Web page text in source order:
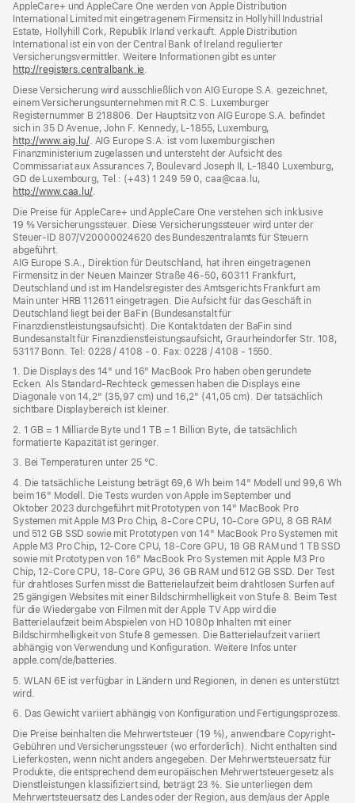
AppleCare+ und AppleCare One werden von Apple Distribution
International Limited mit eingetragenem Firmensitz in Hollyhill Industrial
Estate, Hollyhill Cork, Republik Irland verkauft. Apple Distribution
International ist ein von der Central Bank of Ireland regulierter
Versicherungsvermittler. Weitere Informationen gibt es unter
http://registers.centralbank.ie(Öffnet
neues
Fenster)
.
Diese Versicherung wird ausschließlich von AIG Europe S.A. gezeichnet,
einem Versicherungsunternehmen mit R.C.S. Luxemburger
Registernummer B 218806. Der Hauptsitz von AIG Europe S.A. befindet
sich in 35 D Avenue, John F. Kennedy, L‑1855, Luxemburg,
http://www.aig.lu/(Öffnet
ein
neues
Fenster)
. AIG Europe S.A. ist vom luxemburgischen
Finanzministerium zugelassen und untersteht der Aufsicht des
Commissariat aux Assurances 7, Boulevard Joseph II, L‑1840 Luxemburg,
GD de Luxembourg, Tel.: (+43) 1 249 59 0, caa@caa.lu,
http://www.caa.lu/(Öffnet
neues
Fenster)
.
Die Preise für AppleCare+ und AppleCare One verstehen sich inklusive
19 % Versicherungssteuer. Diese Versicherungssteuer wird unter der
Steuer‑ID 807/V20000024620 des Bundeszentralamts für Steuern
abgeführt.
AIG Europe S.A., Direktion für Deutschland, hat ihren eingetragenen
Firmensitz in der Neuen Mainzer Straße 46‑50, 60311 Frankfurt,
Deutschland und ist im Handelsregister des Amtsgerichts Frankfurt am
Main unter HRB 112611 eingetragen. Die Aufsicht für das Geschäft in
Deutschland liegt bei der BaFin (Bundesanstalt für
Finanzdienstleistungsaufsicht). Die Kontaktdaten der BaFin sind
Bundesanstalt für Finanzdienstleistungsaufsicht, Graurheindorfer Str. 108,
53117 Bonn. Tel: 0228 / 4108 - 0. Fax: 0228 / 4108 - 1550.
1. Die Displays des 14" und 16" MacBook Pro haben oben gerundete
Ecken. Als Standard-Rechteck gemessen haben die Displays eine
Diagonale von 14,2" (35,97 cm) und 16,2" (41,05 cm). Der tatsächlich
sichtbare Displaybereich ist kleiner.
2. 1 GB = 1 Milliarde Byte und 1 TB = 1 Billion Byte, die tatsächlich
formatierte Kapazität ist geringer.
3. Bei Temperaturen unter 25 °C.
4. Die tatsächliche Leistung beträgt 69,6 Wh beim 14" Modell und 99,6 Wh
beim 16" Modell. Die Tests wurden von Apple im September und
Oktober 2023 durchgeführt mit Prototypen von 14" MacBook Pro
Systemen mit Apple M3 Pro Chip, 8‑Core CPU, 10‑Core GPU, 8 GB RAM
und 512 GB SSD sowie mit Prototypen von 14" MacBook Pro Systemen mit
Apple M3 Pro Chip, 12‑Core CPU, 18‑Core GPU, 18 GB RAM und 1 TB SSD
sowie mit Prototypen von 16" MacBook Pro Systemen mit Apple M3 Pro
Chip, 12‑Core CPU, 18‑Core GPU, 36 GB RAM und 512 GB SSD. Der Test
für drahtloses Surfen misst die Batterielaufzeit beim drahtlosen Surfen auf
25 gängigen Websites mit einer Bildschirmhelligkeit von Stufe 8. Beim Test
für die Wiedergabe von Filmen mit der Apple TV App wird die
Batterielaufzeit beim Abspielen von HD 1080p Inhalten mit einer
Bildschirmhelligkeit von Stufe 8 gemessen. Die Batterielaufzeit variiert
abhängig von Verwendung und Konfiguration. Weitere Infos unter
apple.com/de/batteries.
5. WLAN 6E ist verfügbar in Ländern und Regionen, in denen es unterstützt
wird.
6. Das Gewicht variiert abhängig von Konfiguration und Fertigungsprozess.
Die Preise beinhalten die Mehrwertsteuer (19 %), anwendbare Copyright-
Gebühren und Versicherungssteuer (wo erforderlich). Nicht enthalten sind
Lieferkosten, wenn nicht anders angegeben. Der Mehrwertsteuersatz für
Produkte, die entsprechend dem europäischen Mehrwertsteuergesetz als
Dienstleistungen klassifiziert sind, beträgt 23 %. Sie unterliegen dem
Mehrwertsteuersatz des Landes oder der Region, aus dem/aus der Apple